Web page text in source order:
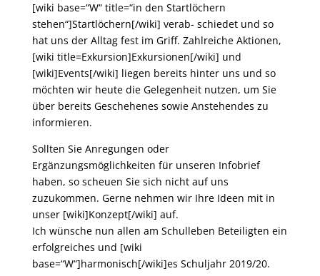
[wiki base=“W“ title=“in den Startlöchern
stehen“]Startlöchern[/wiki] verab- schiedet und so
hat uns der Alltag fest im Griff. Zahlreiche Aktionen,
[wiki title=Exkursion]Exkursionen[/wiki] und
[wiki]Events[/wiki] liegen bereits hinter uns und so
möchten wir heute die Gelegenheit nutzen, um Sie
über bereits Geschehenes sowie Anstehendes zu
informieren.
Sollten Sie Anregungen oder
Ergänzungsmöglichkeiten für unseren Infobrief
haben, so scheuen Sie sich nicht auf uns
zuzukommen. Gerne nehmen wir Ihre Ideen mit in
unser [wiki]Konzept[/wiki] auf.
Ich wünsche nun allen am Schulleben Beteiligten ein
erfolgreiches und [wiki
base=“W“]harmonisch[/wiki]es Schuljahr 2019/20.